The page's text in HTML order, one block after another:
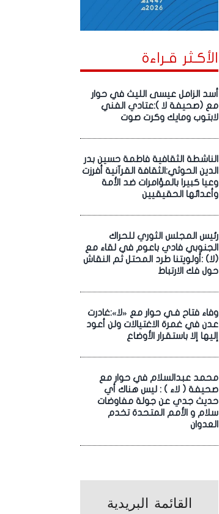
الأكـثر قـراءة
أسد الزامل عيسى الليث في حوار
مع (صحيفة لا ):عتادي الفني
لابتوب ومايك وكرت صوت
الناشطة الثقافية فاطمة حسين بدر
الدين الحوثي:الثقافة القرآنية أفرزت
وعيا كبيرا بالمؤامرات ضد الأمة
وأعدائها الحقيقيين
رئيس المجلس الثوري للحراك
الجنوبي فادي باعوم في لقاء مع
(لا) :أولويتنا طرد المحتل ثم النقاش
حول فك الارتباط
وفاء فتاح فـي حوار مع «لا»:غادرت
عدن في غمرة الاغتيالات ولن أعود
إليها إلا باستقرار الأوضاع
محمد عبدالسلام في حوار مع
صحيفة ( لاء ) : ليس هناك أي
حديث جدي عن جولة مفاوضات
سلام و الأمم المتحدة تخدم
العدوان
القائمة البريدية